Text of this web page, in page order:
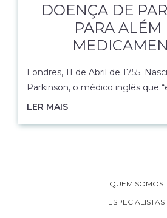
DOENÇA DE
PARA ALÉM
Londres, 11 de Abril de 1755.
Parkinson, o médico inglês que
LER MAIS
QUEM SOMOS
ESPECIALISTAS